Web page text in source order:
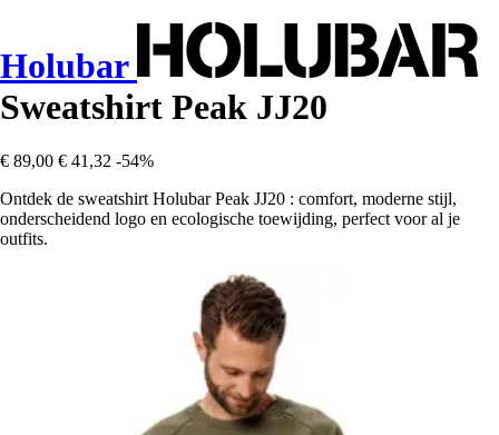
Holubar
Sweatshirt Peak JJ20
€ 89,00 € 41,32 -54%
Ontdek de sweatshirt Holubar Peak JJ20 : comfort, moderne stijl,
onderscheidend logo en ecologische toewijding, perfect voor al je
outfits.